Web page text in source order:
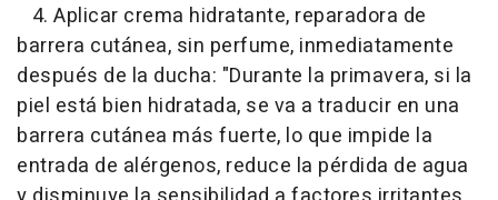
4. Aplicar crema hidratante, reparadora de
barrera cutánea, sin perfume, inmediatamente
después de la ducha: "Durante la primavera, si la
piel está bien hidratada, se va a traducir en una
barrera cutánea más fuerte, lo que impide la
entrada de alérgenos, reduce la pérdida de agua